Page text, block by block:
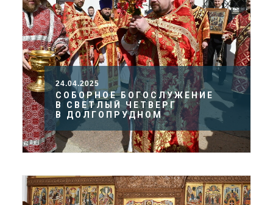
24.04.2025
СОБОРНОЕ БОГОСЛУЖЕНИЕ
В СВЕТЛЫЙ ЧЕТВЕРГ
В ДОЛГОПРУДНОМ